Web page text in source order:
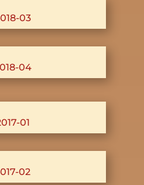
03
04
01
02